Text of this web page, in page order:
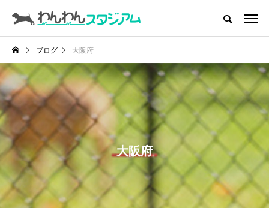
CATEGORY
ドッグラン
ドッグカフェ
愛犬とおでかけ (公園･施設etc)
愛犬と旅行
トリミングサロン
動物病院
ブログ 大阪府
インデックス
大阪府